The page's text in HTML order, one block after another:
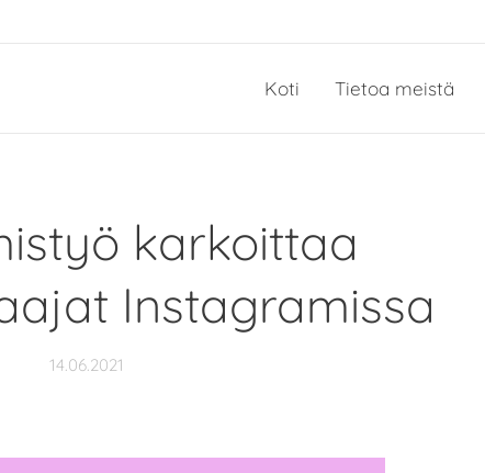
Koti Tietoa meistä
karkoittaa
Instagramissa
14.06.2021